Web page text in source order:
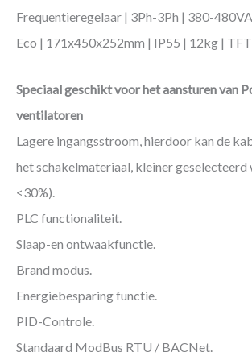
Frequentieregelaar | 3Ph-3Ph | 380-
Eco | 171x450x252mm | IP55 | 12kg |
Speciaal geschikt voor het aansturen van
ventilatoren
Lagere ingangsstroom, hierdoor kan de
het schakelmateriaal, kleiner
<30%).
PLC functionaliteit.
Slaap-en ontwaakfunctie.
Brand modus.
Energiebesparing functie.
PID-Controle.
Standaard ModBus RTU / BACNet.